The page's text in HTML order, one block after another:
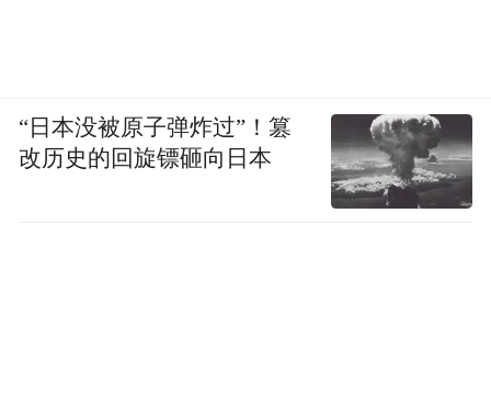
“日本没被原子弹炸过”！篡
改历史的回旋镖砸向日本